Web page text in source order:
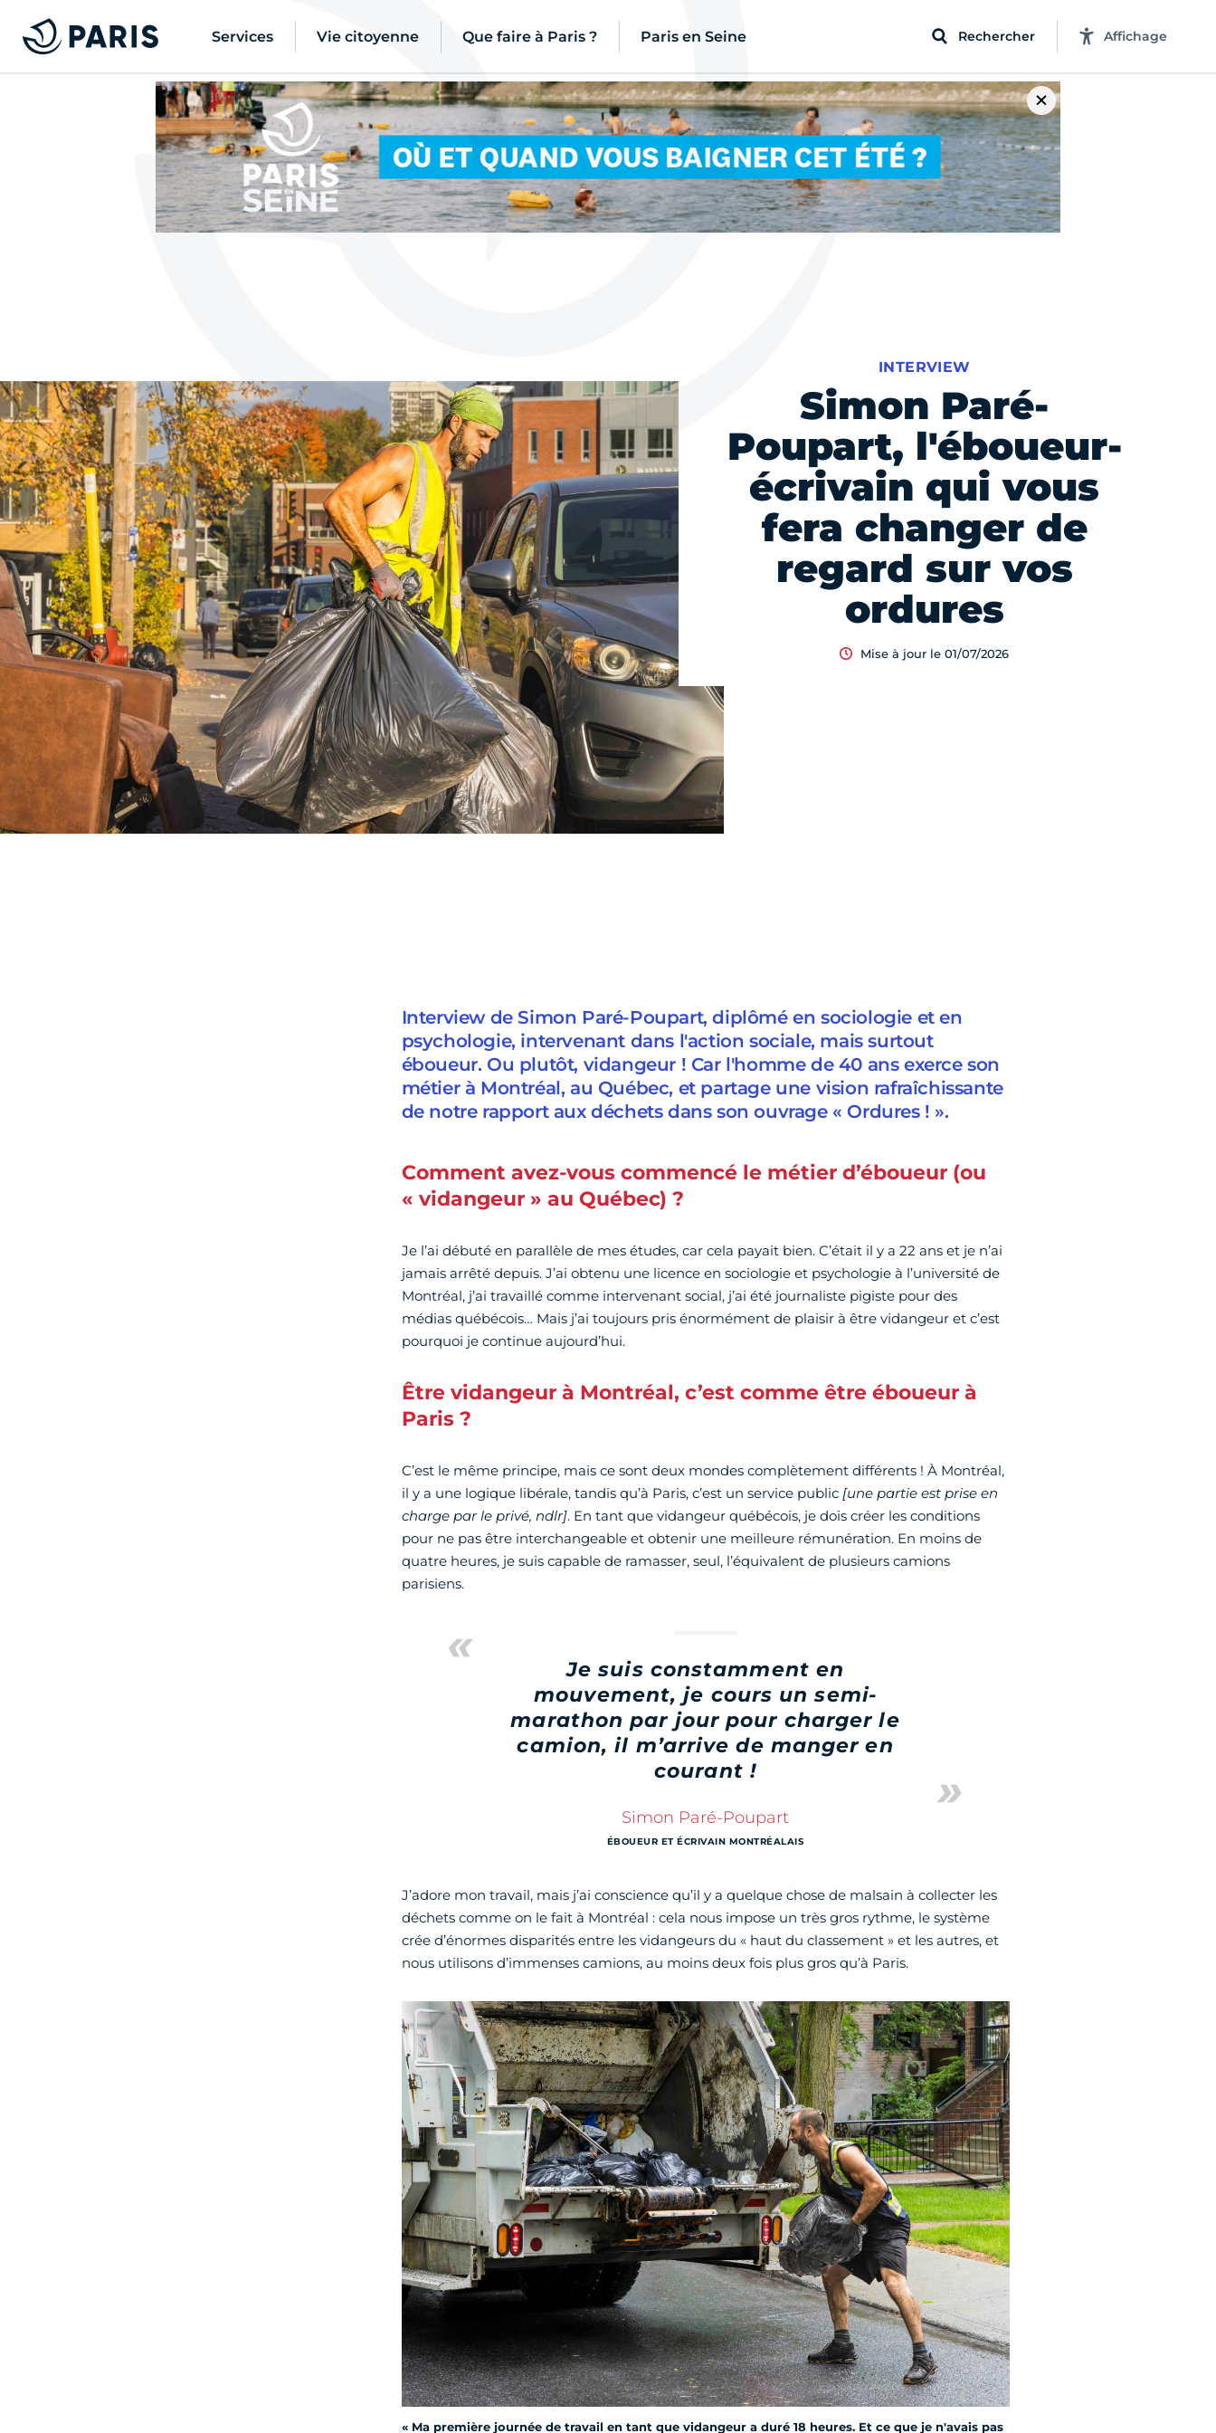
Services Vie citoyenne Que faire à Paris ? Paris en Seine Rechercher Affichage
Simon Paré-
Poupart, l'éboueur-
écrivain qui vous
fera changer de
regard sur vos
ordures
INTERVIEW
Mise à jour le 01/07/2026
Interview de Simon Paré-Poupart, diplômé en sociologie et en
psychologie, intervenant dans l'action sociale, mais surtout
éboueur. Ou plutôt, vidangeur ! Car l'homme de 40 ans exerce son
métier à Montréal, au Québec, et partage une vision rafraîchissante
de notre rapport aux déchets dans son ouvrage « Ordures ! ».
Comment avez-vous commencé le métier d’éboueur (ou
« vidangeur » au Québec) ?
Je l’ai débuté en parallèle de mes études, car cela payait bien. C’était il y a 22 ans et je n’ai
jamais arrêté depuis. J’ai obtenu une licence en sociologie et psychologie à l’université de
Montréal, j’ai travaillé comme intervenant social, j’ai été journaliste pigiste pour des
médias québécois… Mais j’ai toujours pris énormément de plaisir à être vidangeur et c’est
pourquoi je continue aujourd’hui.
Être vidangeur à Montréal, c’est comme être éboueur à
Paris ?
C’est le même principe, mais ce sont deux mondes complètement différents ! À Montréal,
il y a une logique libérale, tandis qu’à Paris, c’est un service public [une partie est prise en
charge par le privé, ndlr]. En tant que vidangeur québécois, je dois créer les conditions
pour ne pas être interchangeable et obtenir une meilleure rémunération. En moins de
quatre heures, je suis capable de ramasser, seul, l’équivalent de plusieurs camions
parisiens.
Je suis constamment en
mouvement, je cours un semi-
marathon par jour pour charger le
camion, il m’arrive de manger en
courant !
Simon Paré-Poupart
ÉBOUEUR ET ÉCRIVAIN MONTRÉALAIS
J’adore mon travail, mais j’ai conscience qu’il y a quelque chose de malsain à collecter les
déchets comme on le fait à Montréal : cela nous impose un très gros rythme, le système
crée d’énormes disparités entre les vidangeurs du « haut du classement » et les autres, et
nous utilisons d’immenses camions, au moins deux fois plus gros qu’à Paris.
« Ma première journée de travail en tant que vidangeur a duré 18 heures. Et ce que je n'avais pas